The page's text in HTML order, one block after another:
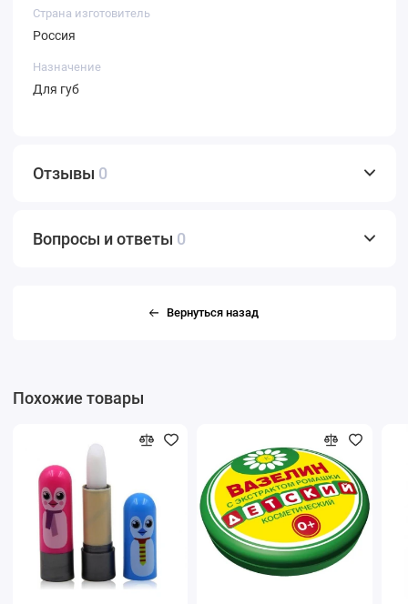
Страна изготовитель
Россия
Назначение
Для губ
Отзывы 0
Вопросы и ответы 0
Вернуться назад
Похожие товары